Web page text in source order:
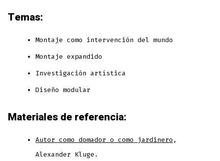
Temas:
Montaje como intervención del mundo
Montaje expandido
Investigación artística
Diseño modular
Materiales de referencia:
Autor como domador o como jardinero ,
Alexander Kluge.